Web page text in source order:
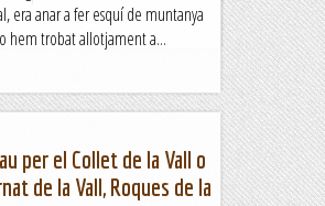
era anar a fer esquí de muntanya
hem trobat allotjament a...
per el Collet de la Vall o
de la Vall, Roques de la